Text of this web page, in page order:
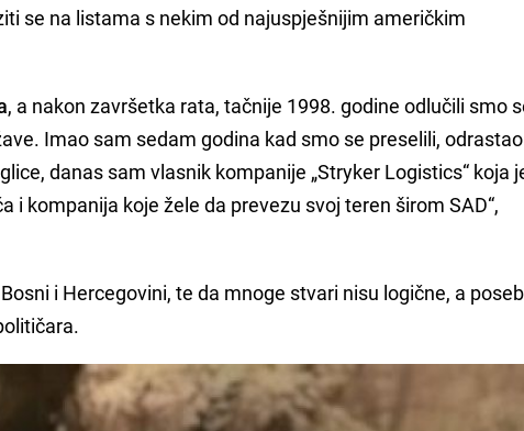
se na listama s nekim od najuspješnijim američkim
, a nakon završetka rata, tačnije 1998. godine odlučili smo
Imao sam sedam godina kad smo se preselili, odrastao
danas sam vlasnik kompanije „Stryker Logistics“ koja
i kompanija koje žele da prevezu svoj teren širom SAD“,
i Hercegovini, te da mnoge stvari nisu logične, a